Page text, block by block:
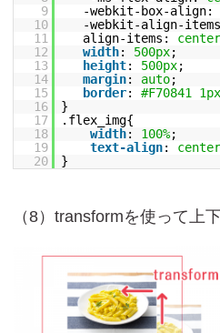
9
-webkit-box-align:
10
-webkit-align-
11
align-items: center
12
width: 500px;
13
height: 500px;
14
margin: auto;
15
border:#F70841 1px
16
}
17
.flex_img{
18
width: 100%;
19
text-align: center
20
}
（8）transformを使って上